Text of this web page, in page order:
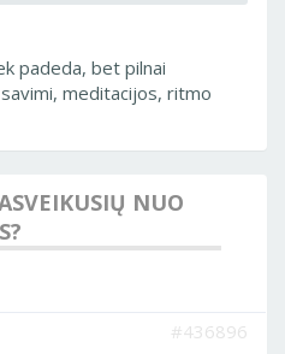
padeda, bet pilnai
meditacijos, ritmo
NUO
#436896